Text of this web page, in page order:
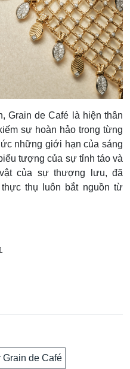
Grain de Café là hiện thân
sự hoàn hảo trong từng
những giới hạn của sáng
tượng của sự tỉnh táo và
của sự thượng lưu, đã
thụ luôn bắt nguồn từ
Grain de Café